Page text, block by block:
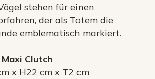
stehen für einen
der als Totem die
emblematisch markiert.
Clutch
x H22 cm x T2 cm